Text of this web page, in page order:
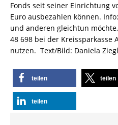
Fonds seit seiner Einrichtung
Euro ausbezahlen können.
und anderen gleichtun
48 698 bei der Kreissparkasse
nutzen. Text/Bild: Daniela
teilen teilen
teilen